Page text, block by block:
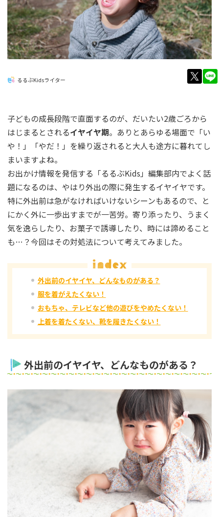
るるぶKidsライター
子どもの成長段階で直面するのが、だいたい2歳ごろから
はじまるとされるイヤイヤ期。ありとあらゆる場面で「い
や！」「やだ！」を繰り返されると大人も途方に暮れてし
まいますよね。
お出かけ情報を発信する「るるぶKids」編集部内でよく話
題になるのは、やはり外出の際に発生するイヤイヤです。
特に外出前は急がなければいけないシーンもあるので、と
にかく外に一歩出すまでが一苦労。寄り添ったり、うまく
気を逸らしたり、お菓子で誘導したり、時には諦めること
も…？今回はその対処法について考えてみました。
外出前のイヤイヤ、どんなものがある？
服を着がえたくない！
おもちゃ、テレビなど他の遊びをやめたくない！
上着を着たくない、靴を履きたくない！
外出前のイヤイヤ、どんなものがある？